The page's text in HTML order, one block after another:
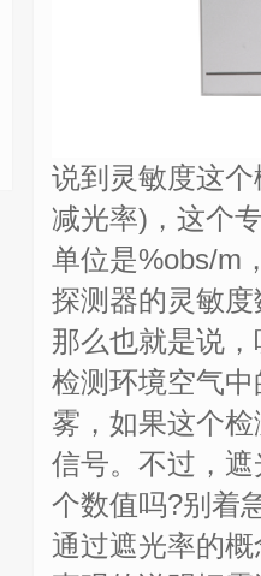
说到灵敏度这
减光率)，这个
单位是%obs/m
探测器的灵敏
那么也就是说
检测环境空气
雾，如果这个
信号。不过，
个数值吗?别着
通过遮光率的